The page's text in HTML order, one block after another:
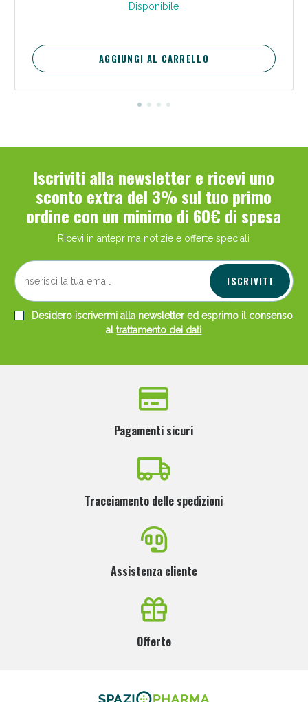
Disponibile
AGGIUNGI AL CARRELLO
Iscriviti alla newsletter e ricevi uno
sconto extra del 3% sul tuo primo
ordine con un minimo di 60€ di spesa
Ricevi in anteprima notizie e offerte speciali
ISCRIVITI
Desidero iscrivermi alla newsletter ed esprimo il consenso
altrattamento dei dati
Pagamenti sicuri
Tracciamento delle spedizioni
Assistenza cliente
Offerte